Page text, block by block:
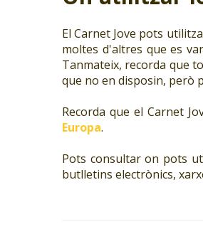
El Carnet Jove pots
moltes d'altres que es
Tanmateix, recorda que
que no en disposin, però
Recorda que el Carnet
Europa.
Pots consultar on pots
butlletins electrònics,